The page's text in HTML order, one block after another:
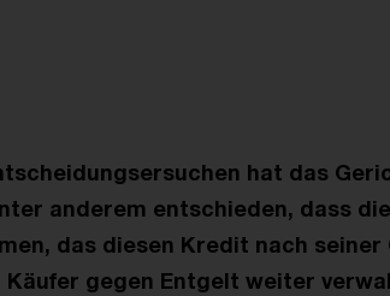
hat das
anderem entschieden, dass
das diesen Kredit nach seiner
Käufer gegen Entgelt weiter